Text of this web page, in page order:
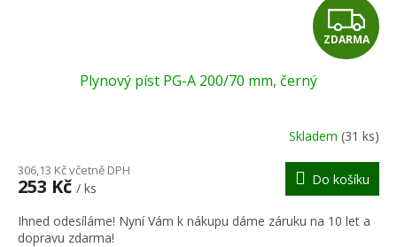
Z
D
R
M
A
ZDARMA
Plynový píst PG-A 200/70 mm, černý
Skladem (31 ks)
306,13 Kč včetně DPH
253 Kč / ks
Do košíku
Ihned odesíláme! Nyní Vám k nákupu dáme záruku na 10 let a
dopravu zdarma!